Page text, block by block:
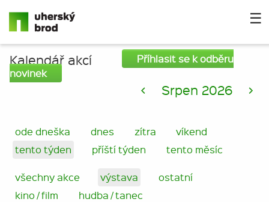
☰
Kalendář akcí
Příhlasit se k odběru
novinek
< Srpen 2026 >
ode dneška dnes zítra
víkend
tento týden
příští týden tento měsíc
všechny akce výstava
ostatní
kino / film
hudba / tanec